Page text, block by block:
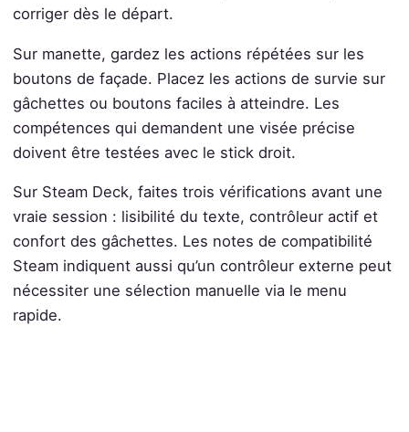
corriger dès le départ.
Sur manette, gardez les actions répétées sur les
boutons de façade. Placez les actions de survie sur
gâchettes ou boutons faciles à atteindre. Les
compétences qui demandent une visée précise
doivent être testées avec le stick droit.
Sur Steam Deck, faites trois vérifications avant une
vraie session : lisibilité du texte, contrôleur actif et
confort des gâchettes. Les notes de compatibilité
Steam indiquent aussi qu’un contrôleur externe peut
nécessiter une sélection manuelle via le menu
rapide.